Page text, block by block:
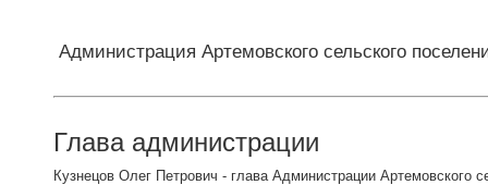
Администрация Артемовского сельского
Глава администрации
Кузнецов Олег Петрович - глава Администрации Артемовского